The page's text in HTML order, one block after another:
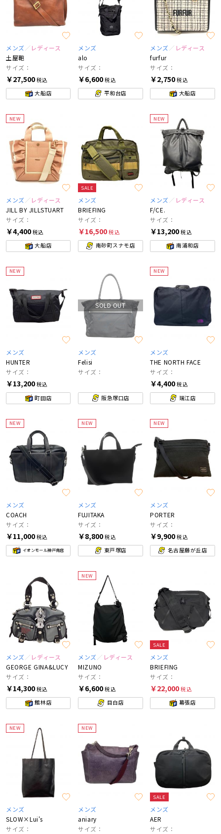
メンズ
レディース
土屋鞄
サイズ：
￥27,500税込
大船店
メンズ
alo
サイズ：
￥6,600税込
平和台店
メンズ
レディース
furfur
サイズ：
￥2,750税込
大船店
NEW
メンズ
レディース
JILL BY JILLSTUART
サイズ：
￥4,400税込
大船店
SALE
メンズ
BRIEFING
サイズ：
￥16,500税込
南砂町スナモ店
NEW
メンズ
レディース
F/CE.
サイズ：
￥13,200税込
南浦和店
NEW
メンズ
HUNTER
サイズ：
￥13,200税込
町田店
SOLD OUT
メンズ
Felisi
サイズ：
阪急塚口店
NEW
メンズ
THE NORTH FACE
サイズ：
￥4,400税込
瑞江店
NEW
メンズ
COACH
サイズ：
￥11,000税込
イオンモール神戸南店
NEW
メンズ
FUJITAKA
サイズ：
￥8,800税込
東戸塚店
NEW
メンズ
PORTER
サイズ：
￥9,900税込
名古屋藤が丘店
メンズ
レディース
GEORGE GINA&LUCY
サイズ：
￥14,300税込
館林店
NEW
メンズ
レディース
MIZUNO
サイズ：
￥6,600税込
目白店
SALE
メンズ
BRIEFING
サイズ：
￥22,000税込
幕張店
NEW
メンズ
SLOW×Lui's
サイズ：
NEW
メンズ
aniary
サイズ：
SALE
メンズ
AER
サイズ：